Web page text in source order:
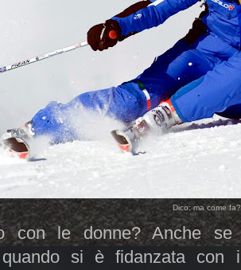
Dico: ma come fa?
con le donne? Anche
quando si è fidanzata con